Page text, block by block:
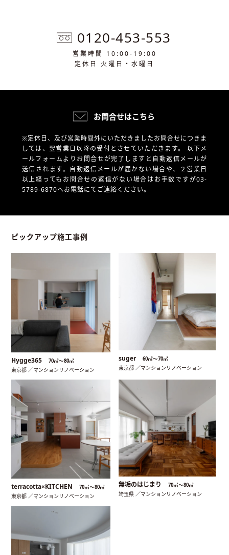
0120-453-553
営業時間 10:00-19:00
定休日 火曜日・水曜日
お問合せはこちら
※定休日、及び営業時間外にいただきましたお問合せにつきま
しては、翌営業日以降の受付とさせていただきます。 以下メ
ールフォームよりお問合せが完了しますと自動返信メールが
送信されます。自動返信メールが届かない場合や、
２営業日
以上経ってもお問合せの返信がない場合はお手数ですが03-
5789-6870へお電話にてご連絡ください。
ピックアップ施工事例
Hygge365 70㎡〜80㎡
東京都 ／マンションリノベーション
suger 60㎡〜70㎡
東京都 ／マンションリノベーション
terracotta×KITCHEN 70㎡〜80㎡
東京都 ／マンションリノベーション
無垢のはじまり 70㎡〜80㎡
埼玉県 ／マンションリノベーション